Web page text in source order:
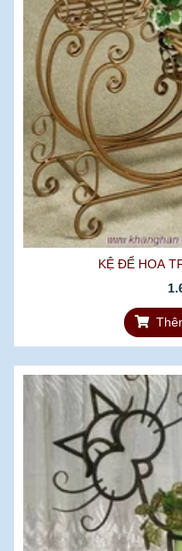
KỆ ĐỂ HOA